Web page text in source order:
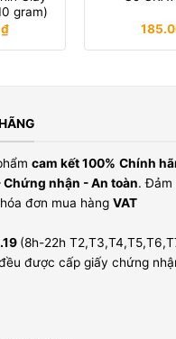
gram)
₫
cam kết 100% Chính
nhận - An toàn. Đảm
đơn mua hàng VAT
(8h-22h
được cấp giấy chứng